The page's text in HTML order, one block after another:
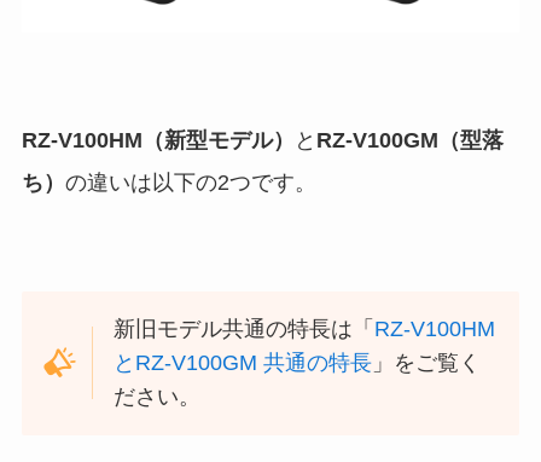
RZ-V100HM（新型モデル） と RZ-V100GM（型落
ち） の違いは以下の2つです。
新旧モデル共通の特長は「 RZ-V100HM
とRZ-V100GM 共通の特長 」をご覧く
ださい。